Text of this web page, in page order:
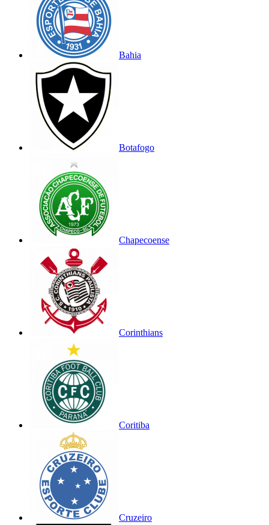
Bahia
Botafogo
Chapecoense
Corinthians
Coritiba
Cruzeiro